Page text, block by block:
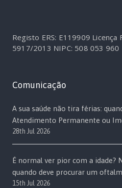
Registo ERS: E119909 Licença
5917/2013 NIPC: 508 053 960
Comunicação
A sua saúde não tira férias:
Atendimento Permanente ou
28th Jul 2026
É normal ver pior com a idade?
quando deve procurar um
15th Jul 2026